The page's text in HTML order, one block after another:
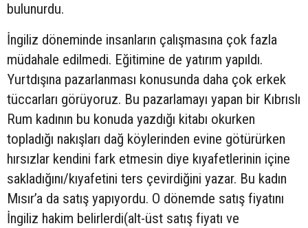
bulunurdu.
İngiliz döneminde insanların çalışmasına çok fazla
müdahale edilmedi. Eğitimine de yatırım yapıldı.
Yurtdışına pazarlanması konusunda daha çok erkek
tüccarları görüyoruz. Bu pazarlamayı yapan bir Kıbrıslı
Rum kadının bu konuda yazdığı kitabı okurken
topladığı nakışları dağ köylerinden evine götürürken
hırsızlar kendini fark etmesin diye kıyafetlerinin içine
sakladığını/kıyafetini ters çevirdiğini yazar. Bu kadın
Mısır’a da satış yapıyordu. O dönemde satış fiyatını
İngiliz hakim belirlerdi(alt-üst satış fiyatı ve